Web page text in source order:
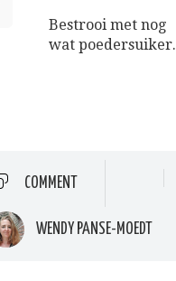
Bestrooi met nog
wat poedersuiker.
COMMENT
WENDY PANSE-MOEDT